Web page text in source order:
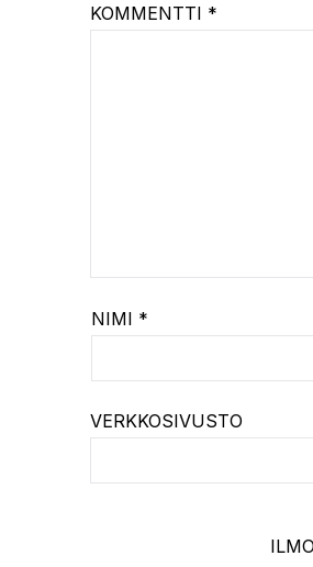
KOMMENTTI *
NIMI *
VERKKOSIVUSTO